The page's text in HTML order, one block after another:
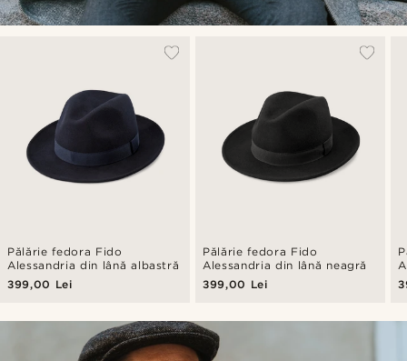
Pălărie fedora Fido
Alessandria din lână albastră
399,00 Lei
Pălărie fedora Fido
Alessandria din lână neagră
399,00 Lei